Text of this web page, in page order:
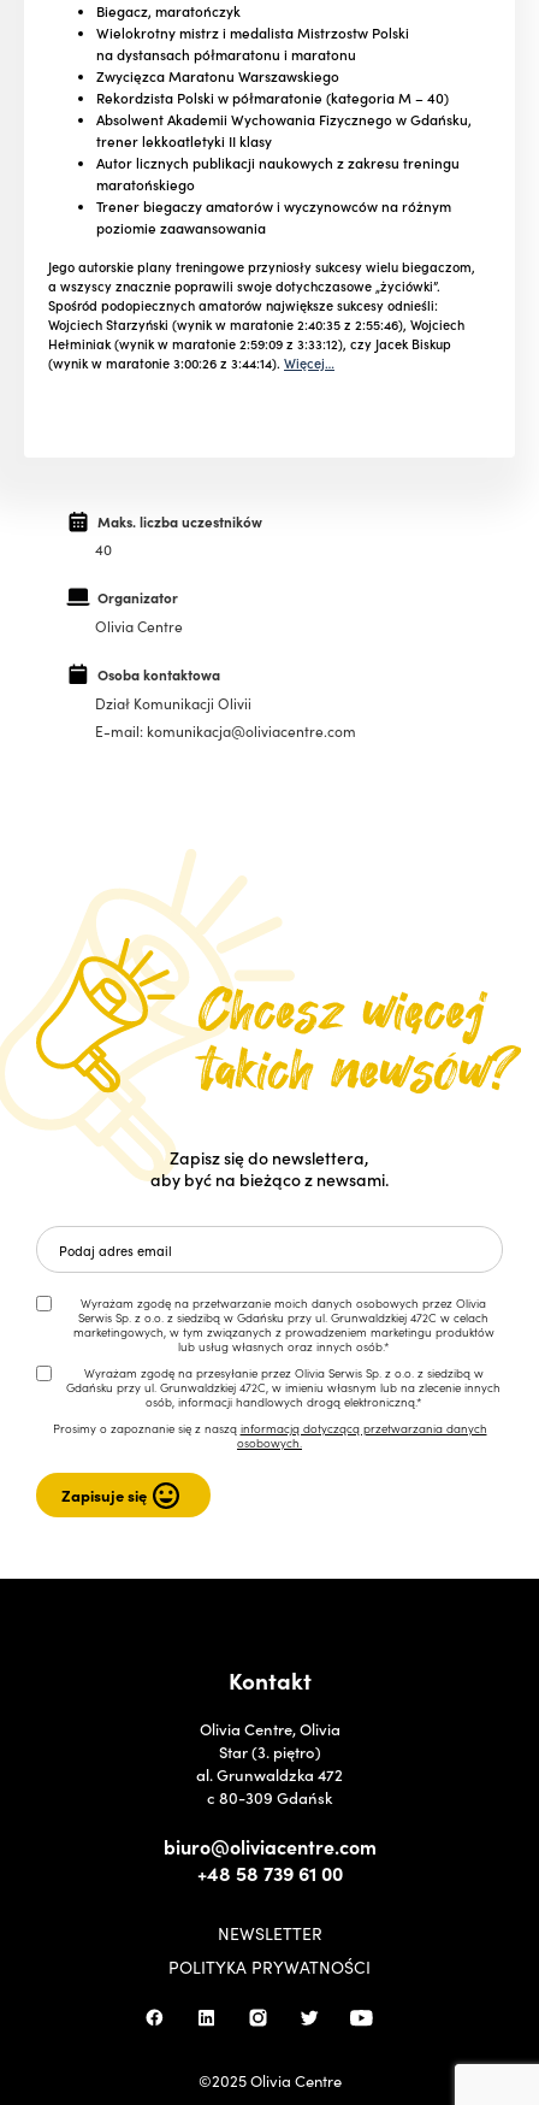
Biegacz, maratończyk
Wielokrotny mistrz i medalista Mistrzostw Polski
na dystansach półmaratonu i maratonu
Zwycięzca Maratonu Warszawskiego
Rekordzista Polski w półmaratonie (kategoria M – 40)
Absolwent Akademii Wychowania Fizycznego w Gdańsku,
trener lekkoatletyki II klasy
Autor licznych publikacji naukowych z zakresu treningu
maratońskiego
Trener biegaczy amatorów i wyczynowców na różnym
poziomie zaawansowania
Jego autorskie plany treningowe przyniosły sukcesy wielu biegaczom,
a wszyscy znacznie poprawili swoje dotychczasowe „życiówki”.
Spośród podopiecznych amatorów największe sukcesy odnieśli:
Wojciech Starzyński (wynik w maratonie 2:40:35 z 2:55:46), Wojciech
Hełminiak (wynik w maratonie 2:59:09 z 3:33:12), czy Jacek Biskup
(wynik w maratonie 3:00:26 z 3:44:14). Więcej…
Maks. liczba uczestników
40
Organizator
Olivia Centre
Osoba kontaktowa
Dział Komunikacji Olivii
E-mail: komunikacja@oliviacentre.com
Zapisz się do newslettera,
aby być na bieżąco z newsami.
Wyrażam zgodę na przetwarzanie moich danych osobowych przez Olivia
Serwis Sp. z o.o. z siedzibą w Gdańsku przy ul. Grunwaldzkiej 472C w celach
marketingowych, w tym związanych z prowadzeniem marketingu produktów
lub usług własnych oraz innych osób.*
Wyrażam zgodę na przesyłanie przez Olivia Serwis Sp. z o.o. z siedzibą w
Gdańsku przy ul. Grunwaldzkiej 472C, w imieniu własnym lub na zlecenie innych
osób, informacji handlowych drogą elektroniczną.*
Prosimy o zapoznanie się z naszą informacją dotyczącą przetwarzania danych
osobowych.
Kontakt
Olivia Centre, Olivia
Star (3. piętro)
al. Grunwaldzka 472
c 80-309 Gdańsk
biuro@oliviacentre.com
+48 58 739 61 00
NEWSLETTER
POLITYKA PRYWATNOŚCI
©2025 Olivia Centre